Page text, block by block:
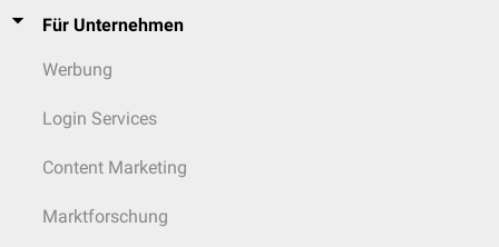
Für Unternehmen
Werbung
Login Services
Content Marketing
Marktforschung